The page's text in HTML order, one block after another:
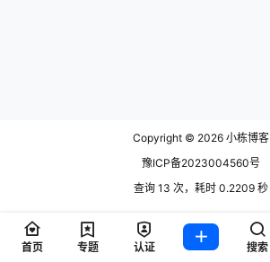
Copyright © 2026 小栋博客
豫ICP备2023004560号
查询 13 次，耗时 0.2209 秒
首页 专题 认证 搜索